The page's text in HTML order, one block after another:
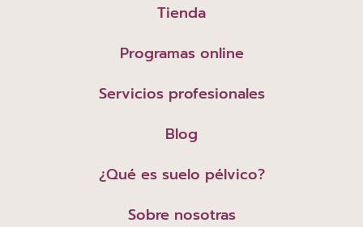
Tienda
Programas online
Servicios profesionales
Blog
¿Qué es suelo pélvico?
Sobre nosotras